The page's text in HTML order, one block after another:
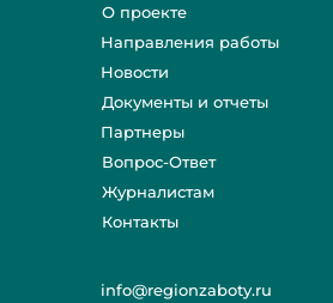
info@regionzaboty.ru
Вопрос-Ответ
О проекте
Партнеры
Журналистам
Направления работы
Новости
Контакты
Документы и отчеты